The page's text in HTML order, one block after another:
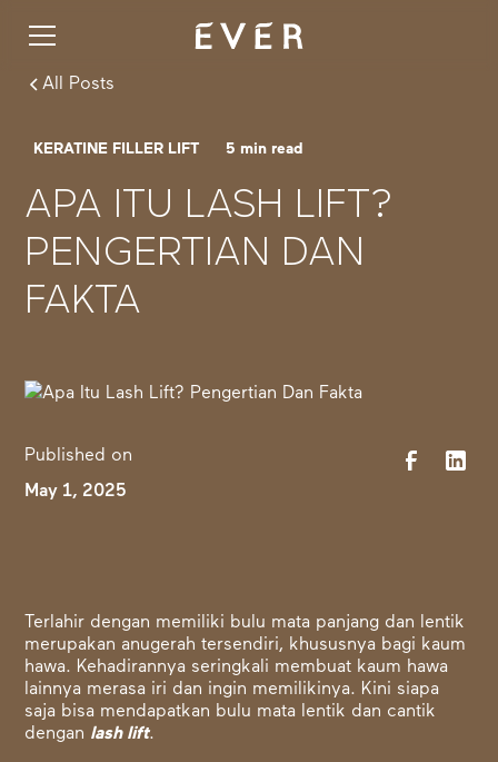
All Posts
KERATINE FILLER LIFT 5 min read
APA ITU LASH LIFT?
PENGERTIAN DAN
FAKTA
Published on
May 1, 2025
Terlahir dengan memiliki bulu mata panjang dan lentik
merupakan anugerah tersendiri, khususnya bagi kaum
hawa. Kehadirannya seringkali membuat kaum hawa
lainnya merasa iri dan ingin memilikinya. Kini siapa
saja bisa mendapatkan bulu mata lentik dan cantik
dengan lash lift.